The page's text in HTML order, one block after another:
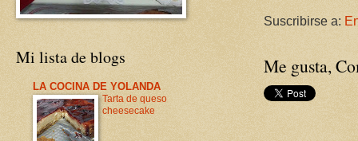
Suscribirse a:
Me gusta,
Mi lista de blogs
LA COCINA DE YOLANDA
Tarta de queso
cheesecake